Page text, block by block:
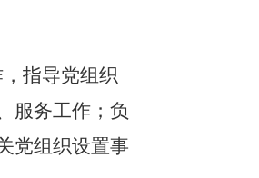
指导党组织
服务工作；负
党组织设置事